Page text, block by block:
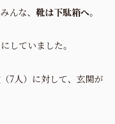
んな、 靴は下駄箱へ。
していました。
7人）に対して、玄関が